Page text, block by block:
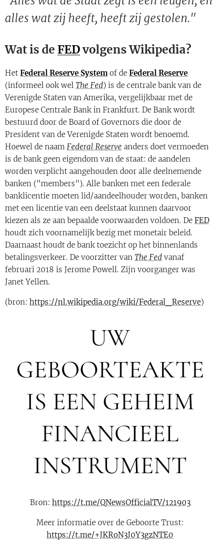
alles wat zij heeft, heeft zij gestolen."
Wat is de FEDvolgens Wikipedia?
Het Federal Reserve System of de Federal Reserve
(informeel ook wel The Fed) is de centrale bank van de
Verenigde Staten van Amerika, vergelijkbaar met de
Europese Centrale Bank in Frankfurt. De Bank wordt
bestuurd door de Board of Governors die door de
President van de Verenigde Staten wordt benoemd.
Hoewel de naam Federal Reserve anders doet vermoeden
is de bank geen eigendom van de staat: de aandelen
worden verplicht aangehouden door alle deelnemende
banken ("members"). Alle banken met een federale
banklicentie moeten lid/aandeelhouder worden, banken
met een licentie van een deelstaat kunnen daarvoor
kiezen als ze aan bepaalde voorwaarden voldoen. De FED
houdt zich voornamelijk bezig met monetair beleid.
Daarnaast houdt de bank toezicht op het binnenlands
betalingsverkeer. De voorzitter van The Fed vanaf
februari 2018 is Jerome Powell. Zijn voorganger was
Janet Yellen.
(bron: https://nl.wikipedia.org/wiki/Federal_Reserve)
UW
GEBOORTEAKTE
IS EEN GEHEIM
FINANCIEEL
INSTRUMENT
Bron: https://t.me/QNewsOfficialTV/121903
Meer informatie over de Geboorte Trust:
https://t.me/+JKRoN3J0Y3gzNTE0